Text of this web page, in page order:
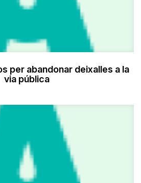
per abandonar deixalles a la
via pública